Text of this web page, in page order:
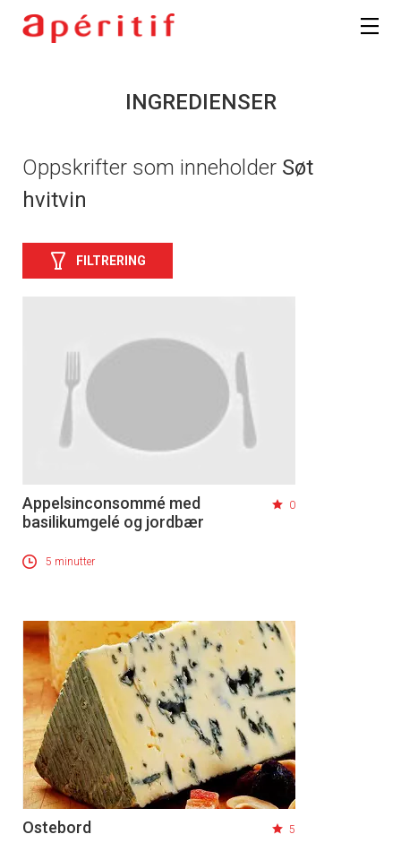
INGREDIENSER
Oppskrifter som inneholder Søt
hvitvin
FILTRERING
Appelsinconsommé med
basilikumgelé og jordbær
0
5 minutter
Ostebord 5